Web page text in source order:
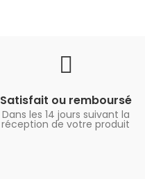
Satisfait ou remboursé
Dans les 14 jours suivant la
réception de votre produit